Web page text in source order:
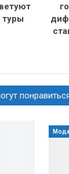
туры